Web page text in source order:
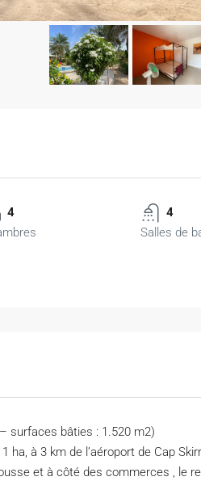
4
4
Salles de
surfaces bâties : 1.520 m2)
ha, à 3 km de l’aéroport de Cap
et à côté des commerces , le